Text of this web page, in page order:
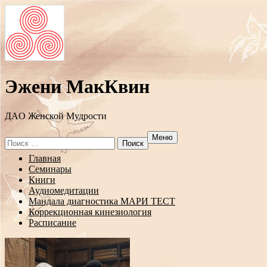
Эжени МакКвин
ДAO Женской Мудрости
Search
for:
Меню
Перейти
содержанию
Главная
Семинары
Книги
Аудиомедитации
Мандала диагностика МАРИ ТЕСТ
Коррекционная кинезиология
Расписание